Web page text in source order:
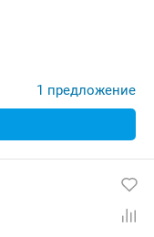
1 предложение